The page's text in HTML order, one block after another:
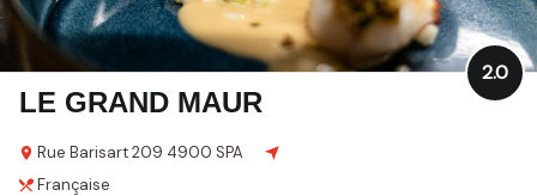
LE GRAND MAUR
Rue Barisart209 4900 SPA
2.0
Française